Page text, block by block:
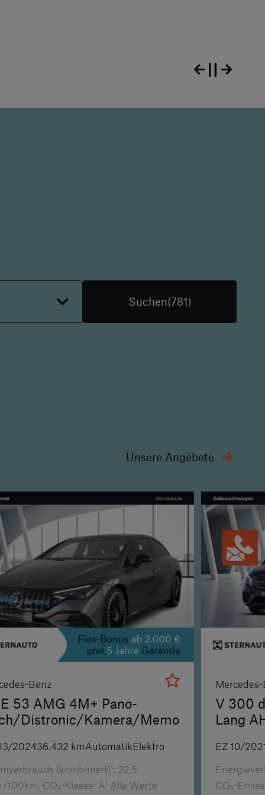
Suchen(781)
Unsere Angebote
Benz
53 AMG 4M+ Pano-
Distronic/Kamera/Memory
202436.432 kmAutomatikElektro
(kombiniert)¹: 22,5
100km, CO₂-Klasse: A¹ Alle Werte
V 300
Lang
EZ 10/
CO₂-